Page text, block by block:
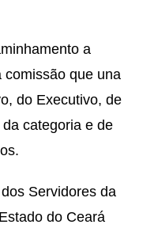
a
comissão que una
do Executivo, de
categoria e de
Servidores da
do Ceará